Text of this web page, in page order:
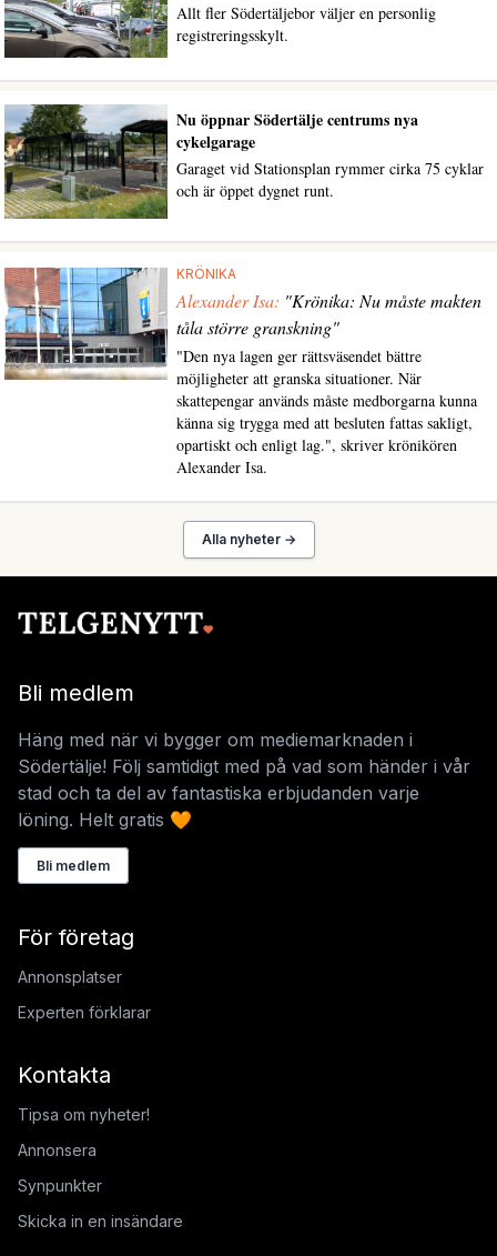
Allt fler Södertäljebor väljer en personlig
registreringsskylt.
Nu öppnar Södertälje centrums nya
cykelgarage
Garaget vid Stationsplan rymmer cirka 75 cyklar
och är öppet dygnet runt.
KRÖNIKA
Alexander Isa: "Krönika: Nu måste makten
tåla större granskning"
"Den nya lagen ger rättsväsendet bättre
möjligheter att granska situationer. När
skattepengar används måste medborgarna kunna
känna sig trygga med att besluten fattas sakligt,
opartiskt och enligt lag.", skriver krönikören
Alexander Isa.
Alla nyheter →
Bli medlem
Häng med när vi bygger om mediemarknaden i
Södertälje! Följ samtidigt med på vad som händer i vår
stad och ta del av fantastiska erbjudanden varje
löning. Helt gratis 🧡
Bli medlem
För företag
Annonsplatser
Experten förklarar
Kontakta
Tipsa om nyheter!
Annonsera
Synpunkter
Skicka in en insändare